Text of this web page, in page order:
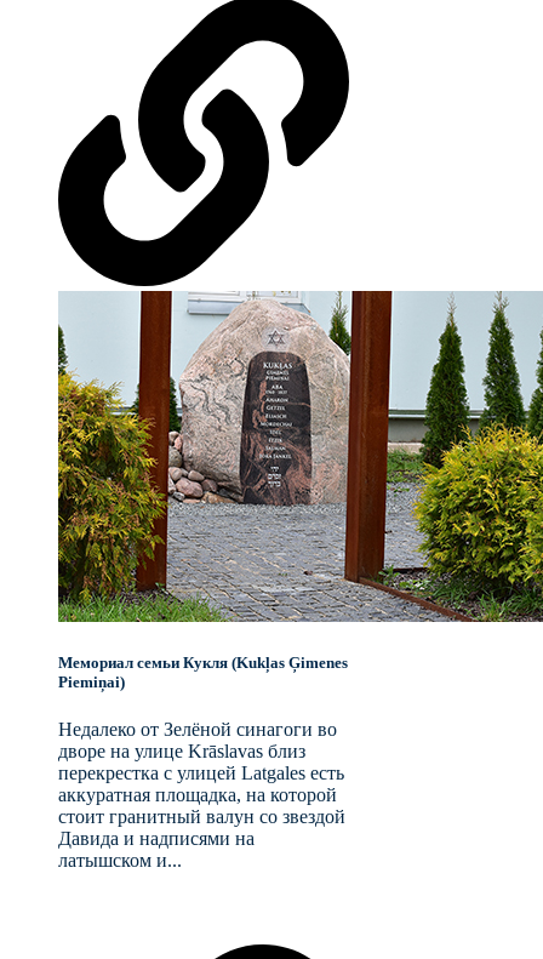
Мемориал семьи Кукля (Kukļas Ģimenes
Piemiņai)
Недалеко от Зелёной синагоги во
дворе на улице Krāslavas близ
перекрестка с улицей Latgales есть
аккуратная площадка, на которой
стоит гранитный валун со звездой
Давида и надписями на
латышском и...